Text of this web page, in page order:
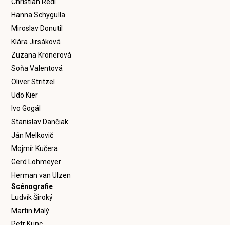
Hanna Schygulla
Miroslav Donutil
Klára Jirsáková
Zuzana Kronerová
Soňa Valentová
Oliver Stritzel
Udo Kier
Ivo Gogál
Stanislav Dančiak
Ján Melkovič
Mojmír Kučera
Gerd Lohmeyer
Herman van Ulzen
Scénografie
Ludvík Široký
Martin Malý